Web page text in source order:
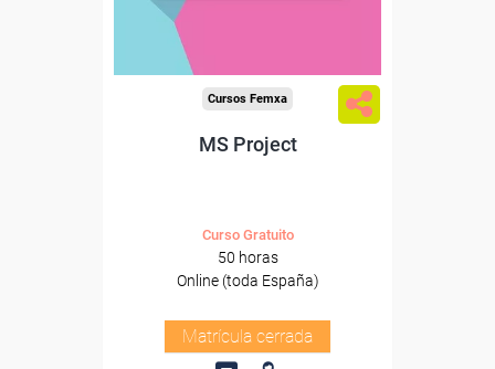
Cursos Femxa
MS Project
Curso Gratuito
50 horas
Online (toda España)
Matrícula cerrada